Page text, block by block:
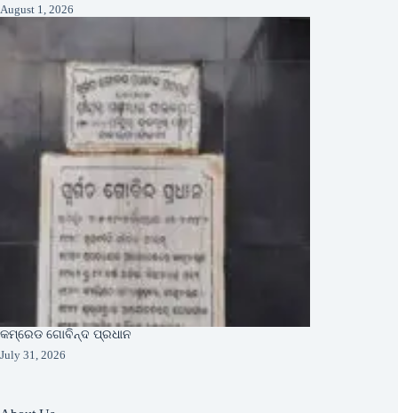
August 1, 2026
କମ୍ରେଡ ଗୋବିନ୍ଦ ପ୍ରଧାନ
July 31, 2026